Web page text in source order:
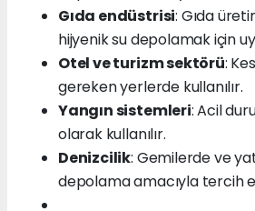
Gıda endüstrisi: Gıda
hijyenik su depolamak için
Otel ve turizm sektörü:
gereken yerlerde kullanılır.
Yangın sistemleri: Acil
olarak kullanılır.
Denizcilik: Gemilerde ve
depolama amacıyla tercih